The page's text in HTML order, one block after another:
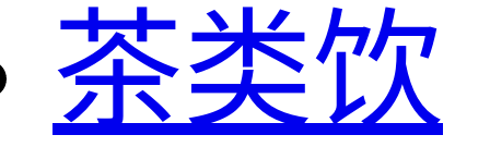
茶类饮